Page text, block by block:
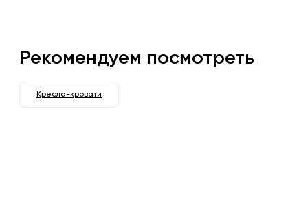
Рекомендуем посмотреть
Кресла-кровати